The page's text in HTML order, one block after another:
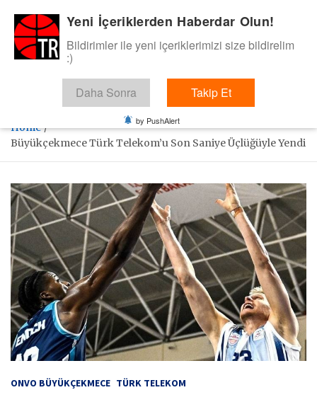
content
BasketTR
Sol dip çizgiden bir basket de bizden gelsin dedik.
Home
Büyükçekmece Türk Telekom’u Son Saniye Üçlüğüyle Yendi
ONVO BÜYÜKÇEKMECE TÜRK TELEKOM
Yeni İçeriklerden Haberdar Olun!
Bildirimler ile yeni içeriklerimizi size bildirelim
:)
Daha Sonra Takip Et
by PushAlert